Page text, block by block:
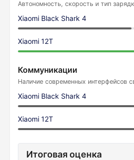
Автономность, скорость и тип
Xiaomi Black Shark 4
Xiaomi 12T
Коммуникации
Наличие современных интерфейсов
Xiaomi Black Shark 4
Xiaomi 12T
Итоговая оценка